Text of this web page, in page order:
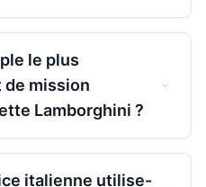
le plus
mission
Lamborghini ?
italienne utilise-